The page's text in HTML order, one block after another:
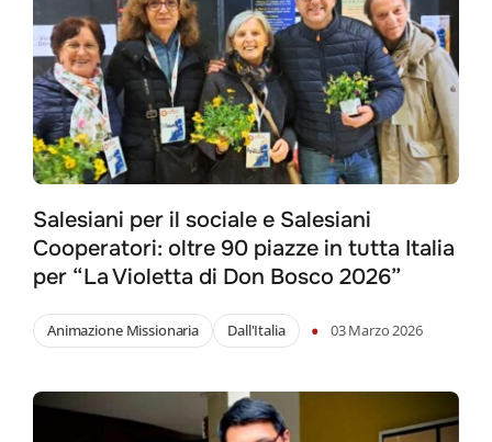
Salesiani per il sociale e Salesiani
Cooperatori: oltre 90 piazze in tutta Italia
per “La Violetta di Don Bosco 2026”
Animazione Missionaria Dall'Italia • 03 Marzo 2026
for: